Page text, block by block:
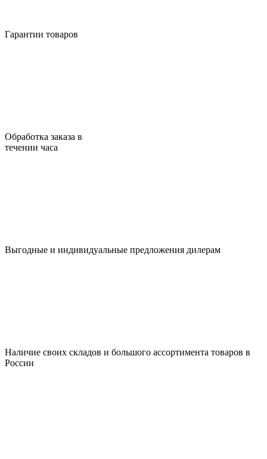
Гарантии товаров
Обработка заказа в
течении часа
Выгодные и индивидуальные предложения дилерам
Наличие своих складов и большого ассортимента товаров в
России